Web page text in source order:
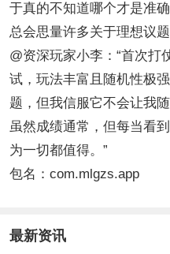
于真的不知道哪个才是准
总会思量许多关于理想议题
@资深玩家小李：“首次打
试，玩法丰富且随机性极
题，但我信服它不会让我
虽然成绩通常，但每当看
为一切都值得。”
包名：com.mlgzs.app
最新资讯